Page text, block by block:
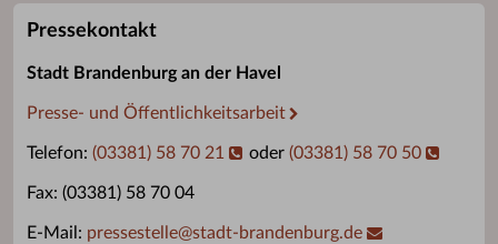
Pressekontakt
Stadt Brandenburg an der Havel
Presse- und Öffentlichkeitsarbeit
Telefon: (03381) 58 70 21 oder (03381) 58 70 50
Fax: (03381) 58 70 04
E-Mail: pressestelle@stadt-brandenburg.de